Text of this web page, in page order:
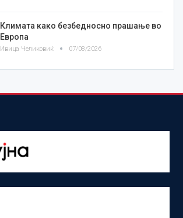
Климата како безбедносно прашање во
Европа
Ивица Челиковиќ 07/08/2026